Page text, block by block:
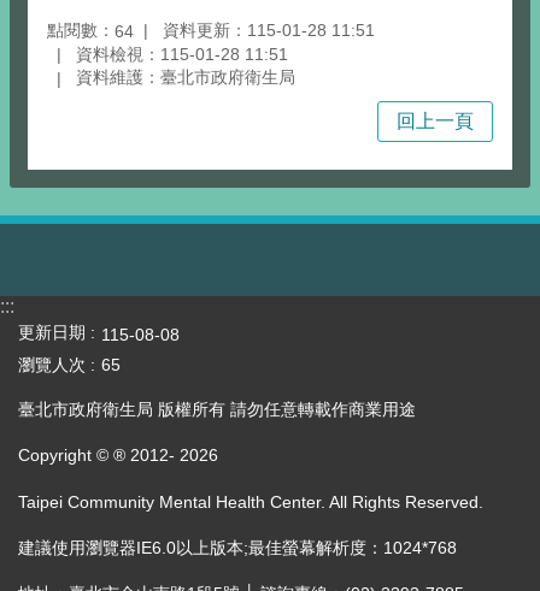
點閱數： 64
資料更新：115-01-28 11:51
資料檢視：115-01-28 11:51
資料維護：臺北市政府衛生局
回上一頁
:::
更新日期
115-08-08
瀏覽人次
65
臺北市政府衛生局 版權所有 請勿任意轉載作商業用途
Copyright © ® 2012- 2026
Taipei Community Mental Health Center. All Rights Reserved.
建議使用瀏覽器IE6.0以上版本;最佳螢幕解析度：1024*768